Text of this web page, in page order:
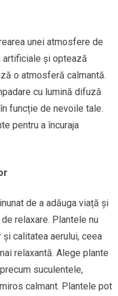
unei atmosfere de
artificiale și optează
o atmosferă calmantă.
cu lumină difuză
funcție de nevoile tale.
pentru a încuraja
de a adăuga viață și
relaxare. Plantele nu
calitatea aerului, ceea
relaxantă. Alege plante
suculentele,
calmant. Plantele pot